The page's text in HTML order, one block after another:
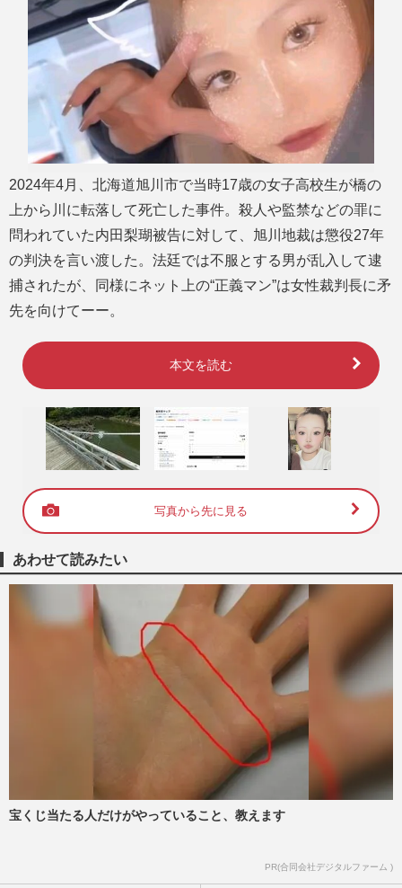
2024年4月、北海道旭川市で当時17歳の女子高校生が橋の
上から川に転落して死亡した事件。殺人や監禁などの罪に
問われていた内田梨瑚被告に対して、旭川地裁は懲役27年
の判決を言い渡した。法廷では不服とする男が乱入して逮
捕されたが、同様にネット上の“正義マン”は女性裁判長に矛
先を向けてーー。
本文を読む
写真から先に見る
あわせて読みたい
宝くじ当たる人だけがやっていること、教えます
PR(合同会社デジタルファーム )